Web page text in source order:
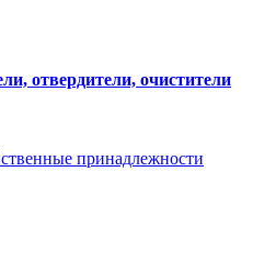
отвердители, очистители
принадлежности